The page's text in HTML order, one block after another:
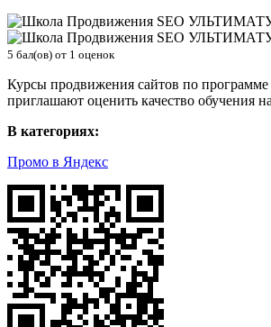
5 бал(ов) от 1 оценок
Курсы продвижения сайтов по программе
приглашают оценить качество обучения
В категориях:
Промо в Яндекс